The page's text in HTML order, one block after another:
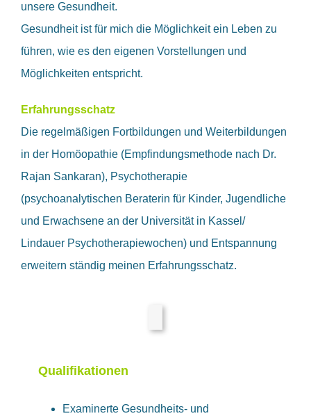
unsere Gesundheit.
Gesundheit ist für mich die Möglichkeit ein Leben zu
führen, wie es den eigenen Vorstellungen und
Möglichkeiten entspricht.
Erfahrungsschatz
Die regelmäßigen Fortbildungen und Weiterbildungen
in der Homöopathie (Empfindungsmethode nach Dr.
Rajan Sankaran), Psychotherapie
(psychoanalytischen Beraterin für Kinder, Jugendliche
und Erwachsene an der Universität in Kassel/
Lindauer Psychotherapiewochen) und Entspannung
erweitern ständig meinen Erfahrungsschatz.
Qualifikationen
Examinerte Gesundheits- und